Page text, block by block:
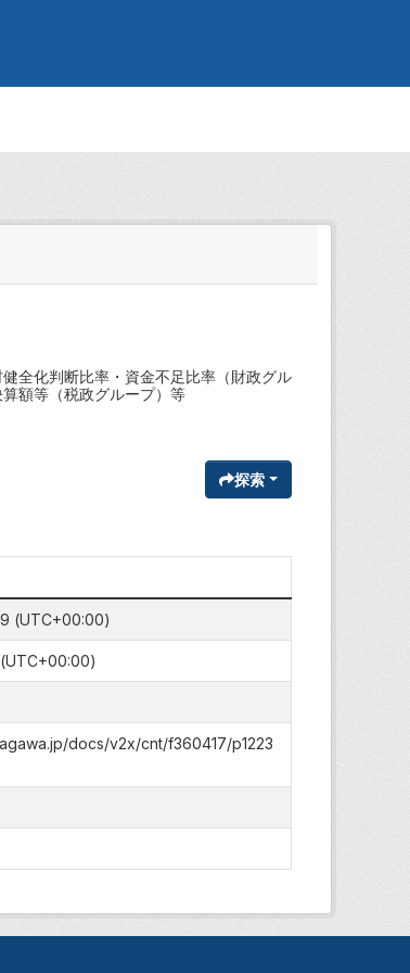
全化判断比率・資金不足比率（財政グル
額等（税政グループ）等
探索
(UTC+00:00)
docs/v2x/cnt/f360417/p1223